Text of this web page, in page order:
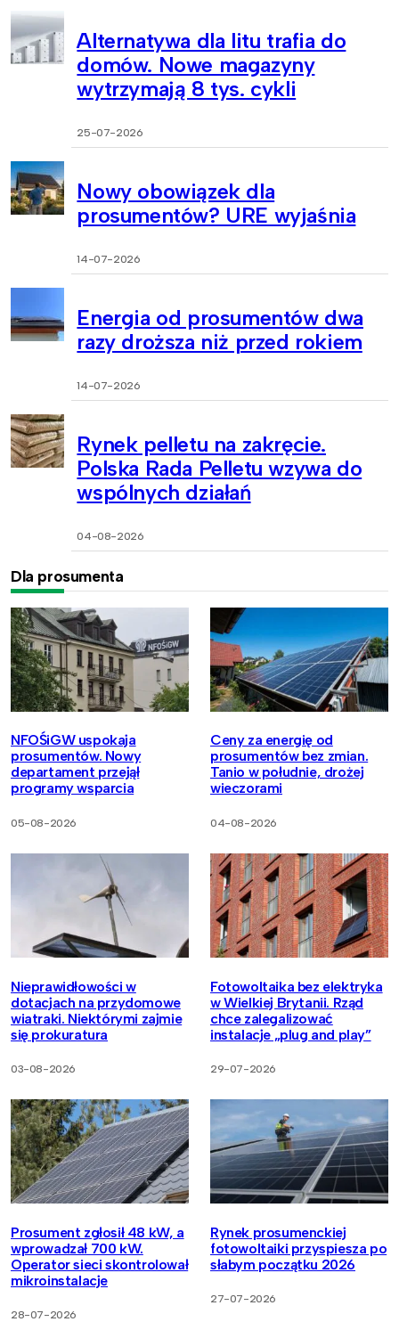
Alternatywa dla litu trafia do
domów. Nowe magazyny
wytrzymają 8 tys. cykli
25-07-2026
Nowy obowiązek dla
prosumentów? URE wyjaśnia
14-07-2026
Energia od prosumentów dwa
razy droższa niż przed rokiem
14-07-2026
Rynek pelletu na zakręcie.
Polska Rada Pelletu wzywa do
wspólnych działań
04-08-2026
Dla prosumenta
NFOŚiGW uspokaja
prosumentów. Nowy
departament przejął
programy wsparcia
05-08-2026
Ceny za energię od
prosumentów bez zmian.
Tanio w południe, drożej
wieczorami
04-08-2026
Nieprawidłowości w
dotacjach na przydomowe
wiatraki. Niektórymi zajmie
się prokuratura
03-08-2026
Fotowoltaika bez elektryka
w Wielkiej Brytanii. Rząd
chce zalegalizować
instalacje „plug and play”
29-07-2026
Prosument zgłosił 48 kW, a
wprowadzał 700 kW.
Operator sieci skontrolował
mikroinstalacje
28-07-2026
Rynek prosumenckiej
fotowoltaiki przyspiesza po
słabym początku 2026
27-07-2026